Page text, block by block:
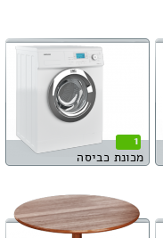
1
מכונת כביסה